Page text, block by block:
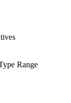
Range